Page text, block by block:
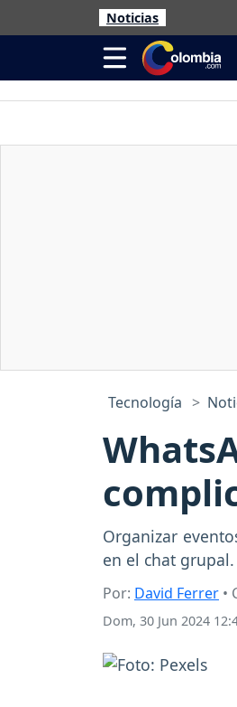
Noticias
Tecnología
Organizar
en el chat grupal.
Por: David Ferrer •
Dom, 30 Jun 2024